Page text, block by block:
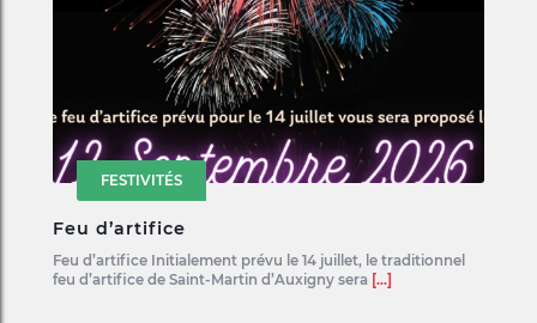
FESTIVITÉS
Feu d’artifice
Feu d’artifice Initialement prévu le 14 juillet, le traditionnel
feu d’artifice de Saint-Martin d’Auxigny sera [...]